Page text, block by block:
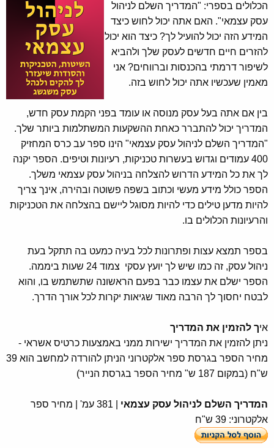
הכלולים בספרי: "המדריך השלם לניהול
עסק עצמאי". האם אתה יכול לחוש כיצד
המידע הזה יכול להועיל לך? כיצד הוא יכול
להזרים חיים חדשים לעסק שלך ולהביא
לשיפור דרמתי בהכנסות וברווחים? אני
מאמין שעכשיו אתה יכול לחוש בזה.
בין אם אתה בעל עסק מנוסה או עומד בפני הקמת עסק חדש,
המדריך יכול להתברר כאחת ההשקעות המשתלמות ביותר שלך.
"המדריך השלם לניהול עסק עצמאי" הינו ספר עב כרס המחזיק
400 עמודים וגדוש בעשרות טכניקות, רעיונות וטיפים. הספר יקנה
לך את כל המידע הדרוש להצלחה בניהול עסק עצמאי משלך.
הספר כולל מידע מעשי וכתוב בשפה פשוטה ובהירה, אינך צריך
להיות מדען טילים כדי להיות מסוגל ליישם בהצלחה את הטכניקות
והרעיונות הכלולים בו.
בספר תמצא עצות ופתרונות לכל בעיה כמעט בה תתקל בעת
ניהול עסק, זה כמו שיש לך יועץ עסקי צמוד 24 שעות ביממה.
הספר ישלם את עצמו כבר בפעם הראשונה שתשתמש בו, והוא
לבטח יחסוך לך הרבה מאוד שגיאות יקרות לכל אורך הדרך.
איך להזמין את המדריך
ניתן להזמין את המדריך ישירות ממני באמצעות כרטיס אשראי -
מחיר הספר בגרסת ספר אלקטרוני הניתן להורדה למחשב הוא 39
ש"ח (במקום 187 ש" מחיר הספר בגרסת הנייר)
המדריך השלם לניהול עסק עצמאי
| 381 עמ' | מחיר ספר
אלקטרוני: 39 ש"ח